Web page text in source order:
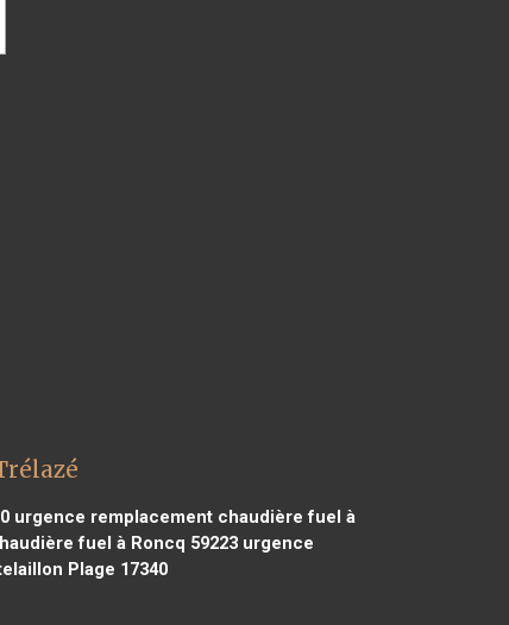
urgence remplacement chaudière fuel à
fuel à Roncq 59223 urgence
Plage 17340